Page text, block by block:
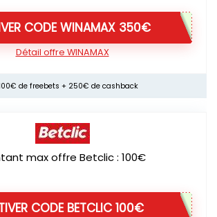
CODE WINAMAX 350€
Détail offre WINAMAX
de freebets + 250€ de cashback
max offre Betclic : 100€
CODE BETCLIC 100€